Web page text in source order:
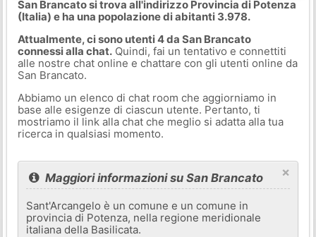
San Brancato si trova all'indirizzo Provincia di Potenza
(Italia) e ha una popolazione di abitanti 3.978.
Attualmente, ci sono utenti 4 da San Brancato
connessi alla chat.Quindi, fai un tentativo e connettiti
alle nostre chat online e chattare con gli utenti online da
San Brancato.
Abbiamo un elenco di chat room che aggiorniamo in
base alle esigenze di ciascun utente. Pertanto, ti
mostriamo il link alla chat che meglio si adatta alla tua
ricerca in qualsiasi momento.
×
Maggiori informazioni su San Brancato
Sant'Arcangelo è un comune e un comune in
provincia di Potenza, nella regione meridionale
italiana della Basilicata.